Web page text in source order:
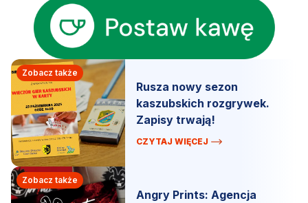
Zobacz także
Rusza nowy sezon
kaszubskich rozgrywek.
Zapisy trwają!
CZYTAJ WIĘCEJ
Zobacz także
Angry Prints: Agencja